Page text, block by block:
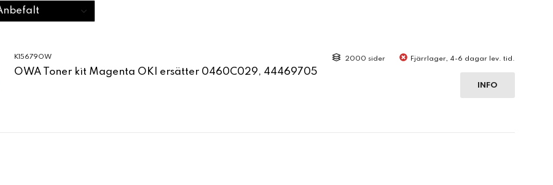
K15679OW
OWA Toner kit Magenta OKI ersätter 0460C029, 44469705
2000 sider Fjärrlager, 4-6 dagar lev. tid.
INFO